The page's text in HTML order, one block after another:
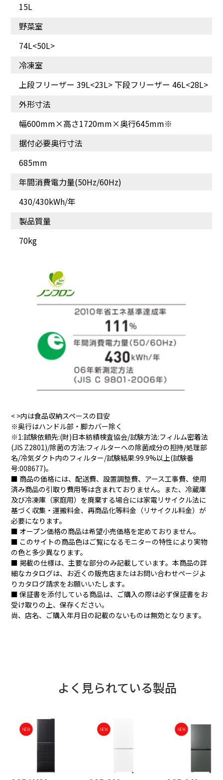
15L
野菜室
74L<50L>
冷凍室
上段フリーザー 39L<23L> 下段フリーザー 46L<28L>
外形寸法
幅600mm×高さ1720mm×奥行645mm※
据付必要奥行寸法
685mm
年間消費電力量(50Hz/60Hz)
430/430kWh/年
製品質量
70kg
< >内は食品収納スペースの目安
※奥行はハンドル部・脚カバー除く
※1:試験依頼先:(財)日本紡績検査協会/試験方法:フィルム密着法
(JIS Z2801)/除菌の方法:フィルターへの除菌成分の担持/処理部
名/冷気ダクト内のフィルター/試験結果:99.9%以上(試験番
号:008677)。
■ 商品の価格には、配送費、設置調整費、アース工事費、使用
済み商品の引取り費用等は含まれておりません。また、冷蔵庫
及び冷凍庫（家庭用）を廃棄する場合には家電リサイクル法に
基づく収集・運搬料金、再商品化等料金（リサイクル料金）が
必要になります。
■ オープン価格の商品は希望小売価格を定めておりません。
■ このサイトの商品色はご覧になるモニターの特性により実物
の色と多少異なります。
■ 掲載の仕様は、主要な部分のみ記載しています。本商品の詳
細なカタログは、お近くの販売店またはお問い合わせページよ
りカタログ請求をお願いいたします。
■ 保証書を添付している商品は、ご購入の際は必ず保証書をお
受け取りの上、保存ください。
尚、店名、ご購入年月日の記載のないものは無効となります。
よく見られている製品
NEW NEW NEW